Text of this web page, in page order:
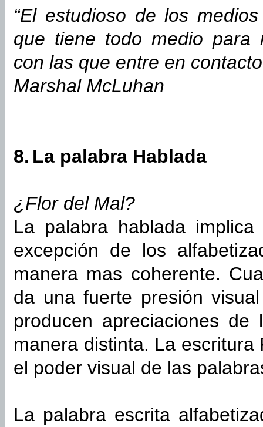
“El estudioso de los
que tiene todo medio para
con las que entre en
Marshal McLuhan
8. La palabra Hablada
¿Flor del Mal?
La palabra hablada
excepción de los
manera mas coherente.
da una fuerte presión
producen apreciaciones
manera distinta. La
el poder visual de las
La palabra escrita